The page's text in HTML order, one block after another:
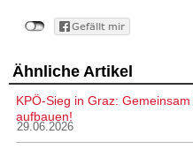
Ähnliche Artikel
KPÖ-Sieg in Graz:
aufbauen!
29.06.2026